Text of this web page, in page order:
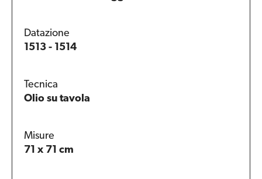
Datazione
1513 - 1514
Tecnica
Olio su tavola
Misure
71 x 71 cm